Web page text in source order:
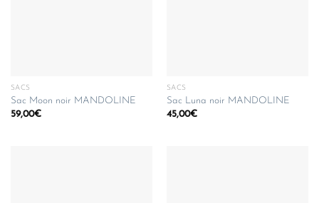
SACS
Sac Moon noir MANDOLINE
59,00€
SACS
Sac Luna noir MANDOLINE
45,00€